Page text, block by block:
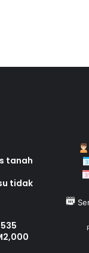
tanah
tidak